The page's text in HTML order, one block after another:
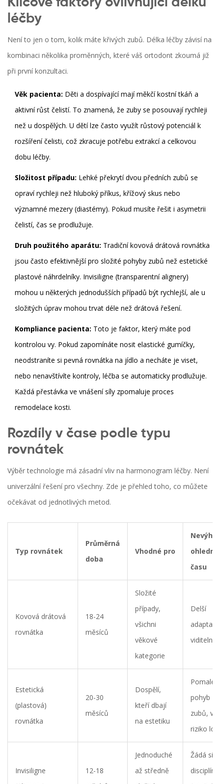
léčby
Není to jen o tom, kolik máte křivých zubů. Délka léčby závisí na
kombinaci několika proměnných, které váš ortodont zkoumá již
při první konzultaci.
Věk pacienta: Děti a dospívající mají měkčí kostní tkáň a
aktivní růst čelistí. To znamená, že zuby se posouvají rychleji
než u dospělých. U dětí lze často využít růstový potenciál k
rozšíření čelisti, což zkracuje potřebu extrakcí a celkovou
dobu léčby.
Složitost případu: Lehké překrytí dvou předních zubů se
opraví rychleji než hluboký příkus, křížový skus nebo
významné mezery (diastémy). Pokud musíte řešit i asymetrii
čelistí, čas se prodlužuje.
Druh použitého aparátu: Tradiční kovová drátová rovnátka
jsou často efektivnější pro složité pohyby zubů než estetické
plastové náhrdelníky. Invisiligne (transparentní alignery)
mohou u některých jednodušších případů být rychlejší, ale u
složitých úprav mohou trvat déle než drátová řešení.
Kompliance pacienta: Toto je faktor, který máte pod
kontrolou vy. Pokud zapomínáte nosit elastické gumíčky,
neodstraníte si pevná rovnátka na jídlo a necháte je viset,
nebo nenavštívíte kontroly, léčba se automaticky prodlužuje.
Každá přestávka ve vnášení síly zpomaluje proces
remodelace kosti.
Rozdíly v čase podle typu
rovnátek
Výběr technologie má zásadní vliv na harmonogram léčby. Není
univerzální řešení pro všechny. Zde je přehled toho, co můžete
očekávat od jednotlivých metod.
Typ rovnátek
Průměrná
doba
Vhodné pro
ohledně
času
Kovová drátová
rovnátka
18-24
měsíců
Složité
případy,
všichni
věkové
kategorie
Delší
Estetická
(plastová)
rovnátka
20-30
měsíců
Dospělí,
kteří dbají
na estetiku
pohyb
zubů,
riziko
Invisiligne
12-18
Jednoduché
až středně
Žádá si
disciplínu